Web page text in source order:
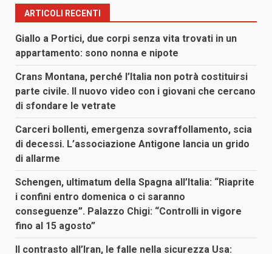
ARTICOLI RECENTI
Giallo a Portici, due corpi senza vita trovati in un
appartamento: sono nonna e nipote
Crans Montana, perché l’Italia non potrà costituirsi
parte civile. Il nuovo video con i giovani che cercano
di sfondare le vetrate
Carceri bollenti, emergenza sovraffollamento, scia
di decessi. L’associazione Antigone lancia un grido
di allarme
Schengen, ultimatum della Spagna all’Italia: “Riaprite
i confini entro domenica o ci saranno
conseguenze”. Palazzo Chigi: “Controlli in vigore
fino al 15 agosto”
Il contrasto all’Iran, le falle nella sicurezza Usa: